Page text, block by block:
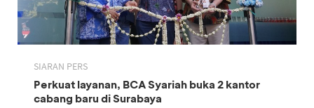
SIARAN PERS
Perkuat layanan, BCA Syariah buka 2 kantor
cabang baru di Surabaya